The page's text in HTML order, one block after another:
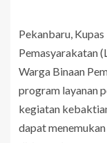
Pekanbaru,
Pemasyarakatan
Warga Binaan
program layanan
kegiatan
dapat